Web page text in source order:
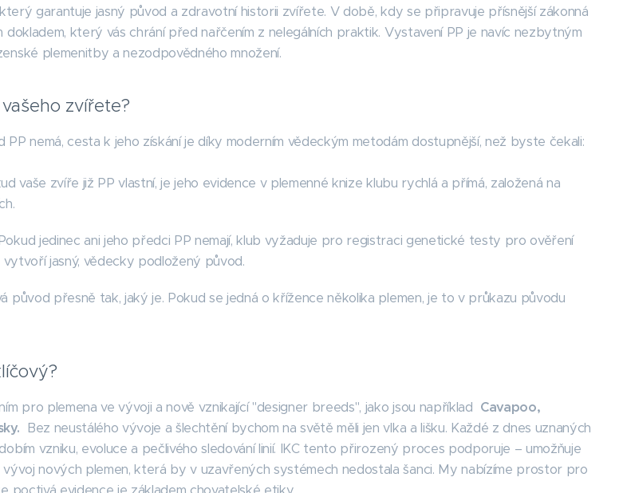
garantuje jasný původ a zdravotní historii zvířete. V době, kdy se připravuje přísnější zákonná
dokladem, který vás chrání před nařčením z nelegálních praktik. Vystavení PP je navíc nezbytným
plemenitby a nezodpovědného množení.
zvířete?
nemá, cesta k jeho získání je díky moderním vědeckým metodám dostupnější, než byste čekali:
vaše zvíře již PP vlastní, je jeho evidence v plemenné knize klubu rychlá a přímá, založená na
jedinec ani jeho předci PP nemají, klub vyžaduje pro registraci genetické testy pro ověření
jasný, vědecky podložený původ.
původ přesně tak, jaký je. Pokud se jedná o křížence několika plemen, je to v průkazu původu
pro plemena ve vývoji a nově vznikající "designer breeds", jako jsou například Cavapoo,
Bez neustálého vývoje a šlechtění bychom na světě měli jen vlka a lišku. Každé z dnes uznaných
vzniku, evoluce a pečlivého sledování linií. IKC tento přirozený proces podporuje – umožňuje
nových plemen, která by v uzavřených systémech nedostala šanci. My nabízíme prostor pro